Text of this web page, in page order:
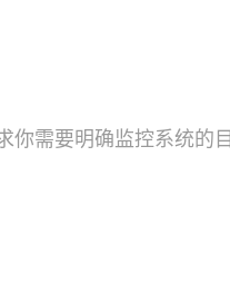
需要明确监控系统的